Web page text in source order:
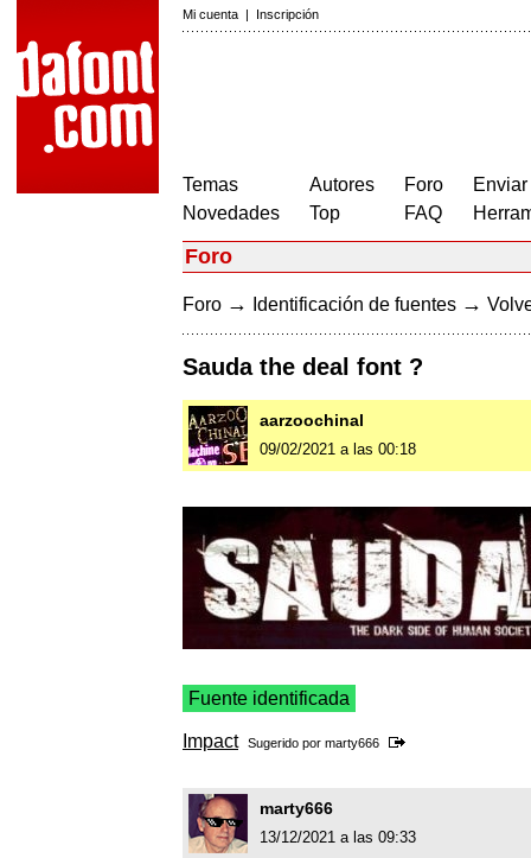
Mi cuenta | Inscripción
Temas
Novedades
Autores
Top
Foro
FAQ
Foro
Foro → Identificación de fuentes →
Sauda the deal font ?
aarzoochinal
09/02/2021 a las 00:18
Fuente identificada
Impact Sugerido por marty666
marty666
13/12/2021 a las 09:33